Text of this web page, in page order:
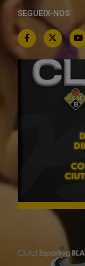
SEGUEIX-NOS